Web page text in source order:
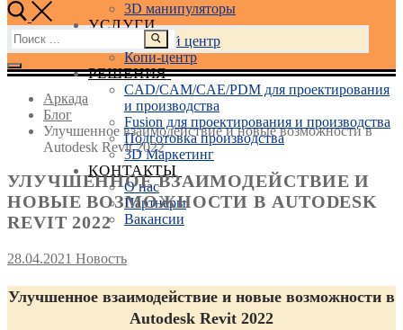
3D манипуляторы
УСЛУГИ
Учебный центр
Копи-центр
РЕШЕНИЯ
CAD/CAM/CAE/PDM для проектирования
и производства
Fusion для проектирования и производства
Подготовка производства
3D Маркетинг
КОНТАКТЫ
О нас
Партнеры
Вакансии
Найти:
Аркада
Блог
Улучшенное взаимодействие и новые возможности в
Autodesk Revit 2022
УЛУЧШЕННОЕ ВЗАИМОДЕЙСТВИЕ И
НОВЫЕ ВОЗМОЖНОСТИ В AUTODESK
REVIT 2022
28.04.2021 Новость
Улучшенное взаимодействие и новые возможности в
Autodesk Revit 2022